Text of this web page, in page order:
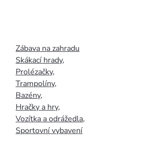
Zábava na zahradu
Skákací hrady,
Prolézačky,
Trampolíny,
Bazény,
Hračky a hry,
Vozítka a odrážedla,
Sportovní vybavení